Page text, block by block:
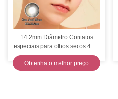
14.2mm Diâmetro Contatos
especiais para olhos secos 46%
Teor de água Proteção UV CE
Obtenha o melhor preço